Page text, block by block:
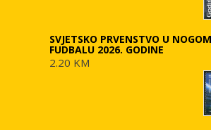
SVJETSKO PRVENSTVO U
FUDBALU 2026. GODINE
2.20 KM